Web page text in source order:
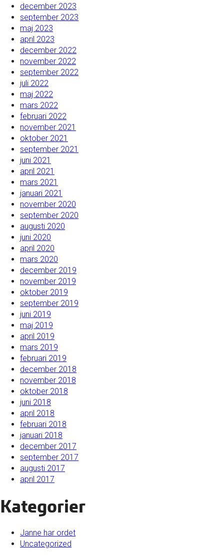
december 2023
september 2023
maj 2023
april 2023
december 2022
november 2022
september 2022
juli 2022
maj 2022
mars 2022
februari 2022
november 2021
oktober 2021
september 2021
juni 2021
april 2021
mars 2021
januari 2021
november 2020
september 2020
augusti 2020
juni 2020
april 2020
mars 2020
december 2019
november 2019
oktober 2019
september 2019
juni 2019
maj 2019
april 2019
mars 2019
februari 2019
december 2018
november 2018
oktober 2018
juni 2018
april 2018
februari 2018
januari 2018
december 2017
september 2017
augusti 2017
april 2017
Kategorier
Janne har ordet
Uncategorized